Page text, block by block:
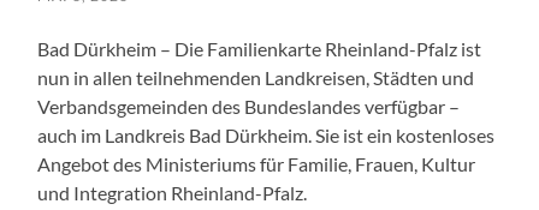
Bad Dürkheim – Die Familienkarte Rheinland-Pfalz ist
nun in allen teilnehmenden Landkreisen, Städten und
Verbandsgemeinden des Bundeslandes verfügbar –
auch im Landkreis Bad Dürkheim. Sie ist ein kostenloses
Angebot des Ministeriums für Familie, Frauen, Kultur
und Integration Rheinland-Pfalz.